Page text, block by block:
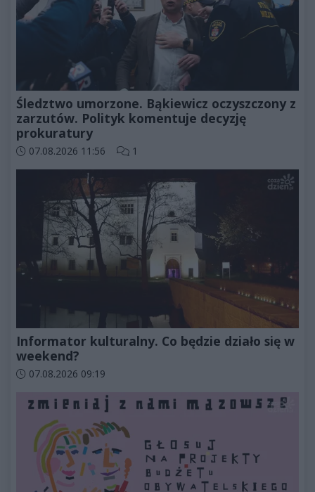
Śledztwo umorzone. Bąkiewicz oczyszczony z
zarzutów. Polityk komentuje decyzję
prokuratury
Data dodania artykułu:
07.08.2026 11:56 Liczba komentarzy artykułu:
1
Informator kulturalny. Co będzie działo się w
weekend?
Data dodania artykułu:
07.08.2026 09:19